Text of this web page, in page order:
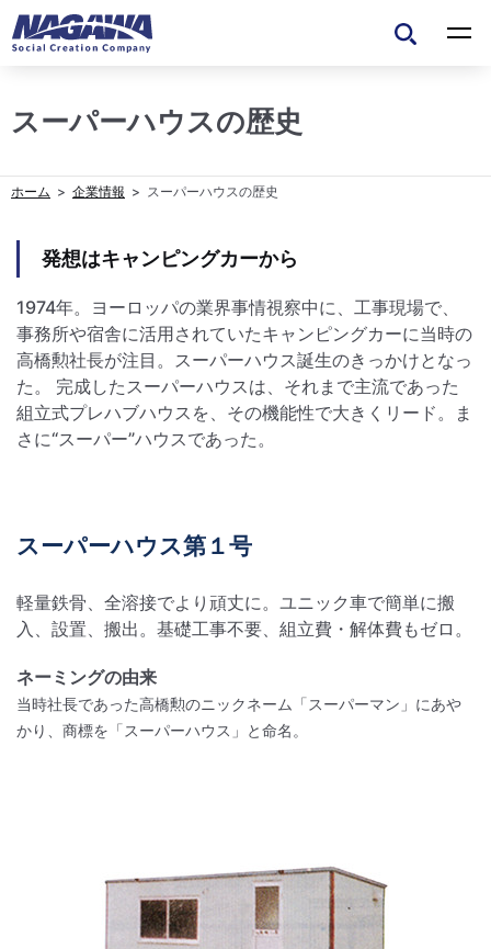
スーパーハウスの歴史
企業情報 スーパーハウスの歴史
発想はキャンピングカーから
1974年。ヨーロッパの業界事情視察中に、工事現場で、
事務所や宿舎に活用されていたキャンピングカーに当時の
高橋勲社長が注目。スーパーハウス誕生のきっかけとなっ
た。 完成したスーパーハウスは、それまで主流であった
組立式プレハブハウスを、その機能性で大きくリード。ま
さに“スーパー”ハウスであった。
スーパーハウス第１号
軽量鉄骨、全溶接でより頑丈に。ユニック車で簡単に搬
入、設置、搬出。基礎工事不要、組立費・解体費もゼロ。
ネーミングの由来
当時社長であった高橋勲のニックネーム「スーパーマン」にあや
かり、商標を「スーパーハウス」と命名。